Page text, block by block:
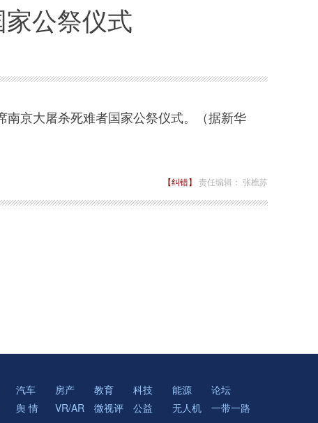
公祭仪式
京大屠杀死难者国家公祭仪式。（据新华
【纠错】 责任编辑： 张樵苏
汽车 房产 教育 科技 能源
论坛
舆 情 VR/AR 微视评 公益 无人机 一带一路